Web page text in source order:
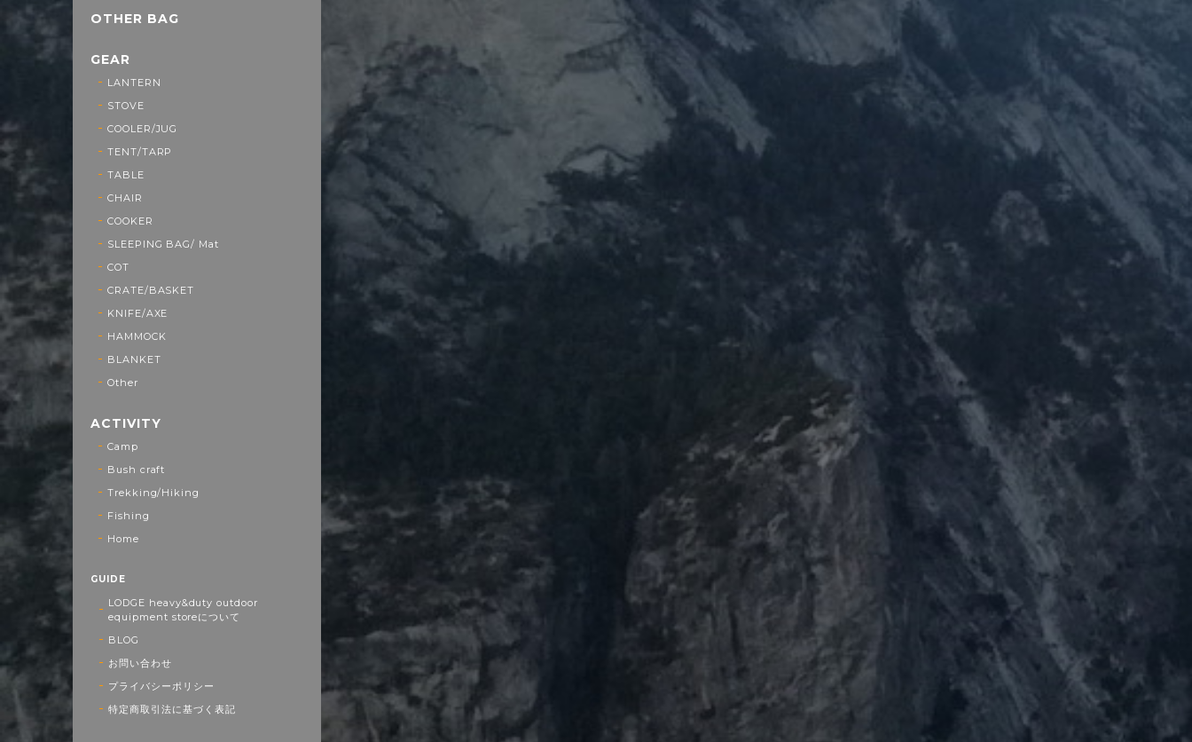
OTHER BAG
GEAR
LANTERN
STOVE
COOLER/JUG
TENT/TARP
TABLE
CHAIR
COOKER
SLEEPING BAG/ Mat
COT
CRATE/BASKET
KNIFE/AXE
HAMMOCK
BLANKET
Other
ACTIVITY
Camp
Bush craft
Trekking/Hiking
Fishing
Home
GUIDE
LODGE heavy&duty outdoor
equipment storeについて
BLOG
お問い合わせ
プライバシーポリシー
特定商取引法に基づく表記